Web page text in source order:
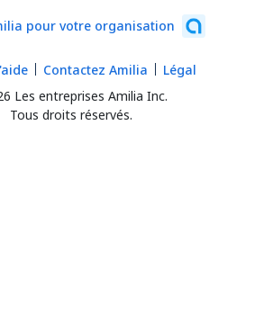
pour votre organisation
Les entreprises Amilia Inc.
Tous droits réservés.
Contactez Amilia Légal